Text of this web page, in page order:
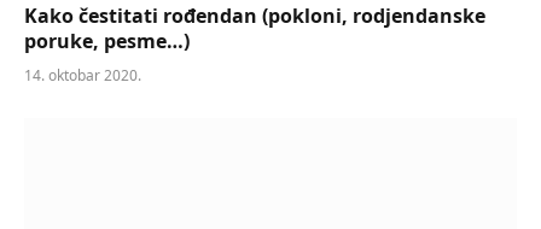
Kako čestitati rođendan (pokloni, rodjendanske
poruke, pesme…)
14. oktobar 2020.